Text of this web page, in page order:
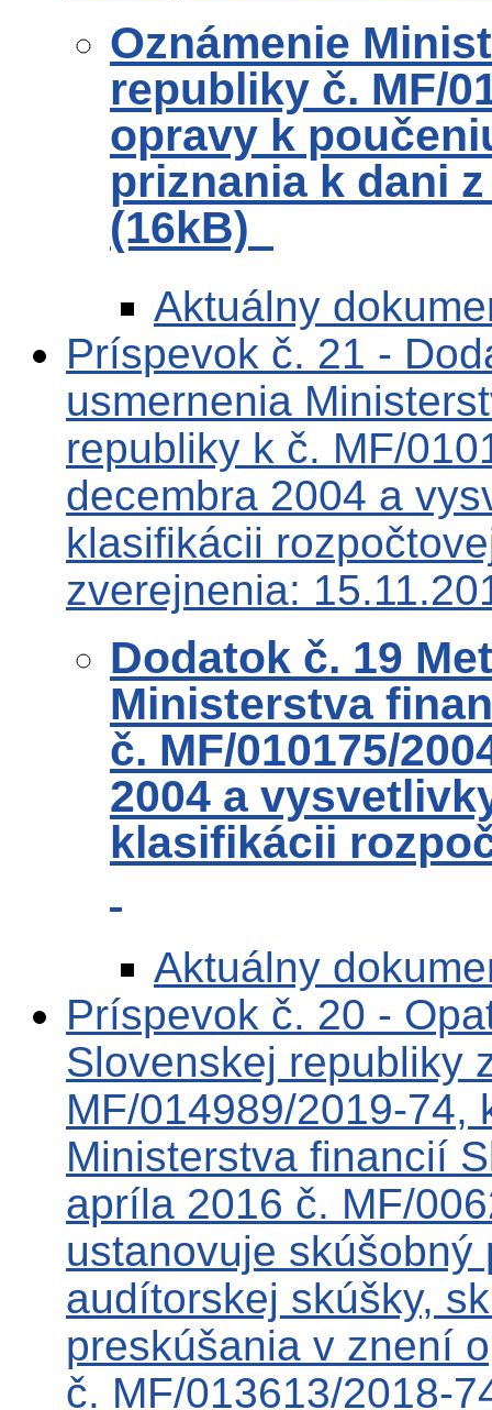
Oznámenie
republiky č. MF/
opravy k
priznania k dani
(16kB)
Aktuálny
Príspevok č. 21 -
usmernenia
republiky k č. MF/
decembra 2004 a
klasifikácii
zverejnenia:
Dodatok č. 19
Ministerstva
č. MF/010175/
2004 a
klasifikácii
Aktuálny
Príspevok č. 20 -
Slovenskej republiky
MF/014989/2019-74,
Ministerstva financií
apríla 2016 č. MF/
ustanovuje
audítorskej skúšky,
preskúšania v znení
č. MF/013613/2018-